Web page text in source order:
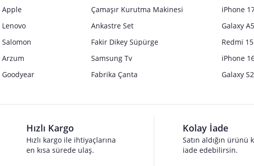
Apple
Lenovo
Salomon
Arzum
Goodyear
Çamaşır Kurutma Makinesi
Ankastre Set
Fakir Dikey Süpürge
Samsung Tv
Fabrika Çanta
iPhone
Galaxy
Redmi
iPhone
Galaxy
Hızlı Kargo
Hızlı kargo ile ihtiyaçlarına
en kısa sürede ulaş.
Kolay İade
Satın aldığın ürünü
iade edebilirsin.